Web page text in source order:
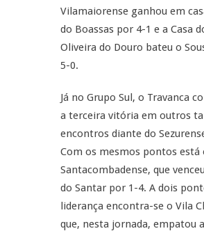
Vilamaiorense ganhou em
do Boassas por 4-1 e a Casa
Oliveira do Douro bateu o
5-0.
Já no Grupo Sul, o Travanca
a terceira vitória em outros
encontros diante do
Com os mesmos pontos está
Santacombadense, que
do Santar por 1-4. A dois
liderança encontra-se o Vila
que, nesta jornada, empatou